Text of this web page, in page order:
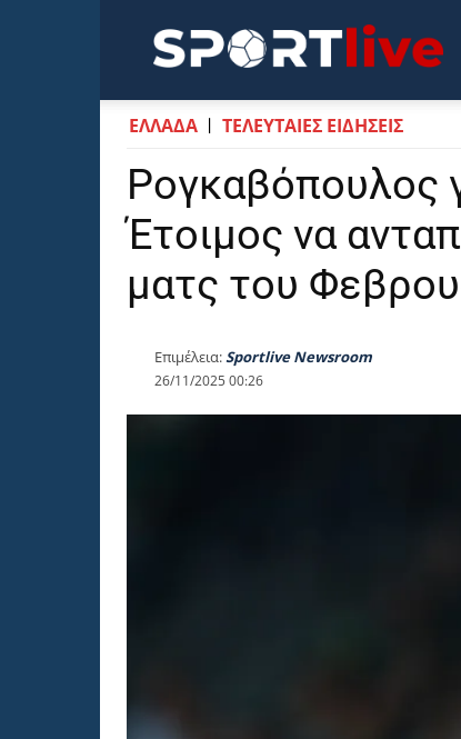
ΕΛΛΑΔΑ ΤΕΛΕΥΤΑΙΕΣ ΕΙΔΗΣΕΙΣ
Ρογκαβόπουλος
Έτοιμος να
ματς του
Επιμέλεια:Sportlive Newsroom
26/11/2025 00:26